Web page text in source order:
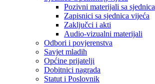
Pozivni materijali sa sjednica
Zapisnici sa sjednica vijeća
Zaključci i akti
Audio-vizualni materijali
Odbori i povjerenstva
Savjet mladih
Općine prijatelji
Dobitnici nagrada
Statut i Poslovnik